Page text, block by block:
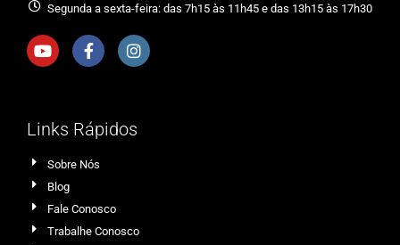
Segunda a sexta-feira: das 7h15 às 11h45 e das 13h15 às 17h30
Links Rápidos
Sobre Nós
Blog
Fale Conosco
Trabalhe Conosco